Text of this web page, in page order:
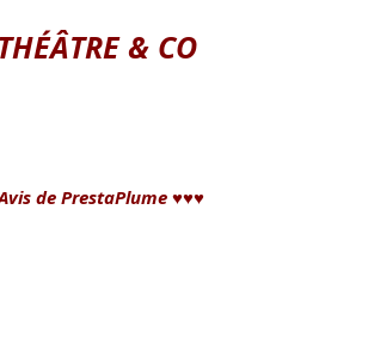
THÉÂTRE & CO
de PrestaPlume ♥♥♥